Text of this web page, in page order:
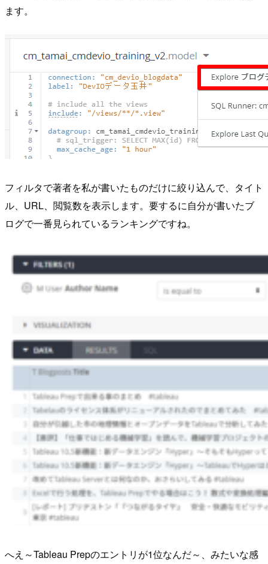
ます。
フィルタで著者を私が書いたものだけに絞り込んで、タイト
ル、URL、閲覧数を表示します。要するに自分が書いたブ
ログで一番見られているランキングですね。
へえ～Tableau Prepのエントリが1位なんだ～、みたいな感